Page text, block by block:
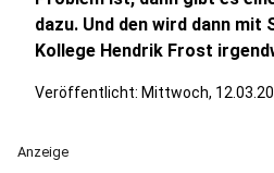
dazu. Und den wird dann mit
Kollege Hendrik Frost
Veröffentlicht: Mittwoch,
Anzeige